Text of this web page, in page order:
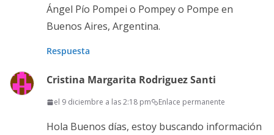
Ángel Pío Pompei o Pompey o Pompe en
Buenos Aires, Argentina.
Respuesta
Cristina Margarita Rodriguez Santi
el 9 diciembre a las 2:18 pm Enlace permanente
Hola Buenos días, estoy buscando información